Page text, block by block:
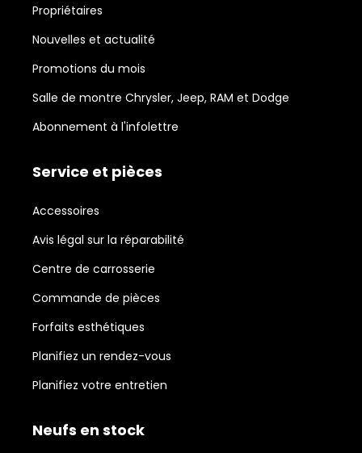
Propriétaires
Nouvelles et actualité
Promotions du mois
Salle de montre Chrysler, Jeep, RAM et Dodge
Abonnement à l'infolettre
Service et pièces
Accessoires
Avis légal sur la réparabilité
Centre de carrosserie
Commande de pièces
Forfaits esthétiques
Planifiez un rendez-vous
Planifiez votre entretien
Neufs en stock